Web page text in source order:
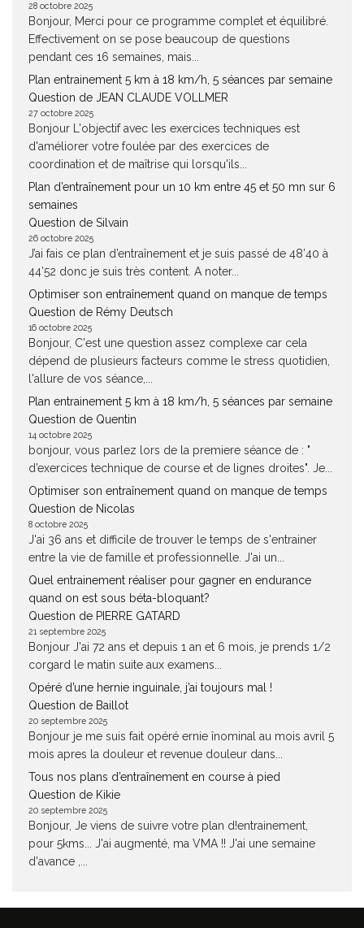
28 octobre 2025
Bonjour, Merci pour ce programme complet et équilibré.
Effectivement on se pose beaucoup de questions
pendant ces 16 semaines, mais...
Plan entrainement 5 km à 18 km/h, 5 séances par semaine
Question de JEAN CLAUDE VOLLMER
27 octobre 2025
Bonjour L'objectif avec les exercices techniques est
d'améliorer votre foulée par des exercices de
coordination et de maîtrise qui lorsqu'ils...
Plan d’entraînement pour un 10 km entre 45 et 50 mn sur 6
semaines
Question de Silvain
26 octobre 2025
J’ai fais ce plan d’entraînement et je suis passé de 48’40 à
44’52 donc je suis très content. A noter...
Optimiser son entraînement quand on manque de temps
Question de Rémy Deutsch
16 octobre 2025
Bonjour, C'est une question assez complexe car cela
dépend de plusieurs facteurs comme le stress quotidien,
l'allure de vos séance,...
Plan entrainement 5 km à 18 km/h, 5 séances par semaine
Question de Quentin
14 octobre 2025
bonjour, vous parlez lors de la premiere séance de : "
d’exercices technique de course et de lignes droites". Je...
Optimiser son entraînement quand on manque de temps
Question de Nicolas
8 octobre 2025
J'ai 36 ans et difficile de trouver le temps de s'entrainer
entre la vie de famille et professionnelle. J'ai un...
Quel entrainement réaliser pour gagner en endurance
quand on est sous béta-bloquant?
Question de PIERRE GATARD
21 septembre 2025
Bonjour J'ai 72 ans et depuis 1 an et 6 mois, je prends 1/2
corgard le matin suite aux examens...
Opéré d’une hernie inguinale, j’ai toujours mal !
Question de Baillot
20 septembre 2025
Bonjour je me suis fait opéré ernie înominal au mois avril 5
mois apres la douleur et revenue douleur dans...
Tous nos plans d’entraînement en course à pied
Question de Kikie
20 septembre 2025
Bonjour, Je viens de suivre votre plan d!entrainement,
pour 5kms... J'ai augmenté, ma VMA !! J'ai une semaine
d'avance ,...